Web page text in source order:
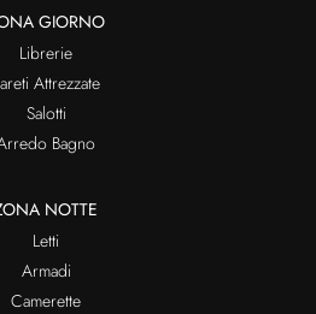
GIORNO
Librerie
Attrezzate
Salotti
Bagno
NOTTE
Letti
Armadi
Camerette